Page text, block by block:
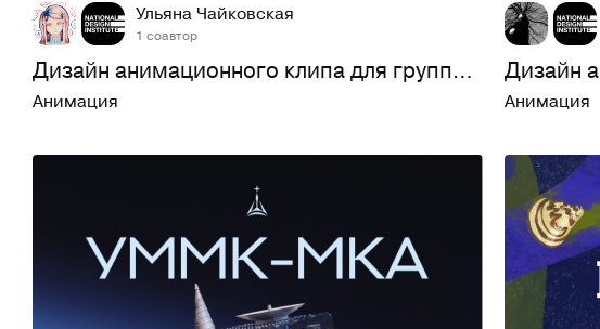
Ульяна Чайковская
1 соавтор
Дизайн анимационного клипа для группы «Перемотка»
Анимация Анимация